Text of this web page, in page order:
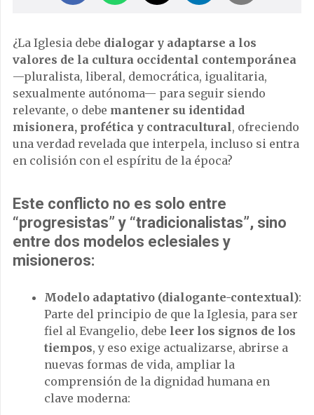
¿La Iglesia debe dialogar y adaptarse a los
valores de la cultura occidental contemporánea
—pluralista, liberal, democrática, igualitaria,
sexualmente autónoma— para seguir siendo
relevante, o debe mantener su identidad
misionera, profética y contracultural, ofreciendo
una verdad revelada que interpela, incluso si entra
en colisión con el espíritu de la época?
Este conflicto no es solo entre
“progresistas” y “tradicionalistas”, sino
entre dos modelos eclesiales y
misioneros:
Modelo adaptativo (dialogante-contextual):
Parte del principio de que la Iglesia, para ser
fiel al Evangelio, debe leer los signos de los
tiempos, y eso exige actualizarse, abrirse a
nuevas formas de vida, ampliar la
comprensión de la dignidad humana en
clave moderna: